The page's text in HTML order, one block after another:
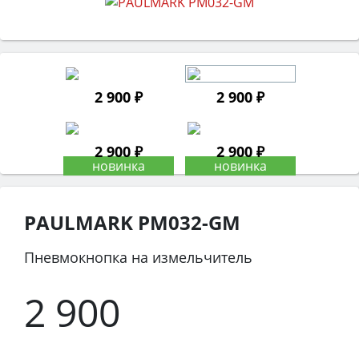
2 900 ₽ 2 900 ₽
2 900 ₽ 2 900 ₽
PAULMARK PM032-GM
Пневмокнопка на измельчитель
2 900